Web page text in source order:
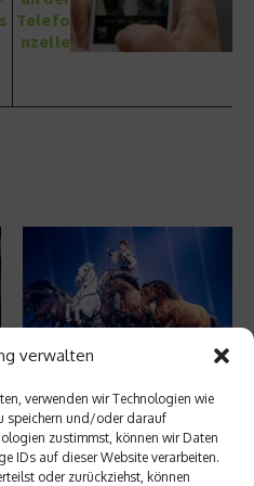
verwalten
verwenden wir Technologien wie
speichern und/oder darauf
zustimmst, können wir Daten
IDs auf dieser Website verarbeiten.
oder zurückziehst, können
Telefo
nzelle
24. Januar 2026